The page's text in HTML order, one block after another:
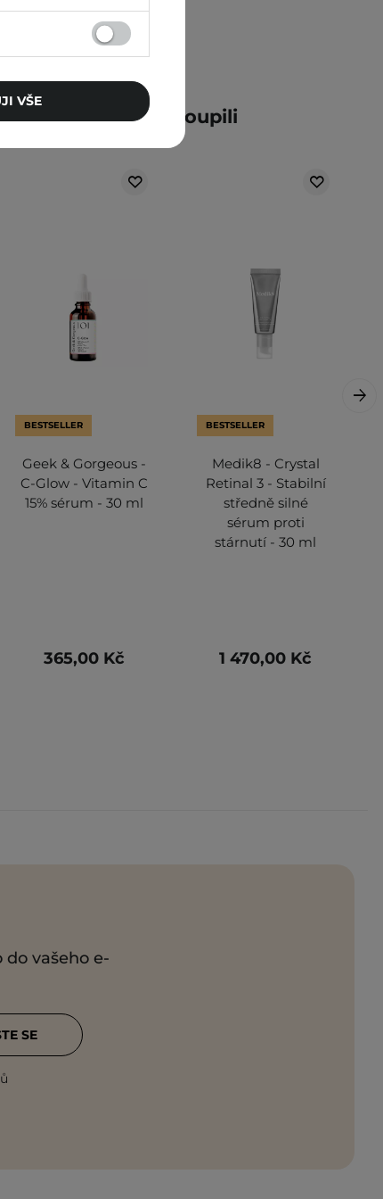
také zakoupili
BESTSELLER
Geek & Gorgeous -
C-Glow - Vitamin C
15% sérum - 30 ml
365,00 Kč
BESTSELLER
Medik8 - Crystal
Retinal 3 - Stabilní
středně silné
sérum proti
stárnutí - 30 ml
1 470,00 Kč
do vašeho e-
SE
VŠE